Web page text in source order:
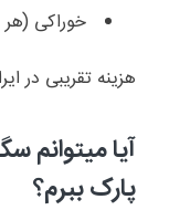
خوراکی (هر 12 ماه)
هزینه تقریبی در ایران 300 هزار
آیا میتوانم
پارک ببرم؟